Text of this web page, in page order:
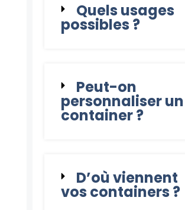
Quels usages
possibles ?
Peut-on
personnaliser un
container ?
D’où viennent
vos containers ?